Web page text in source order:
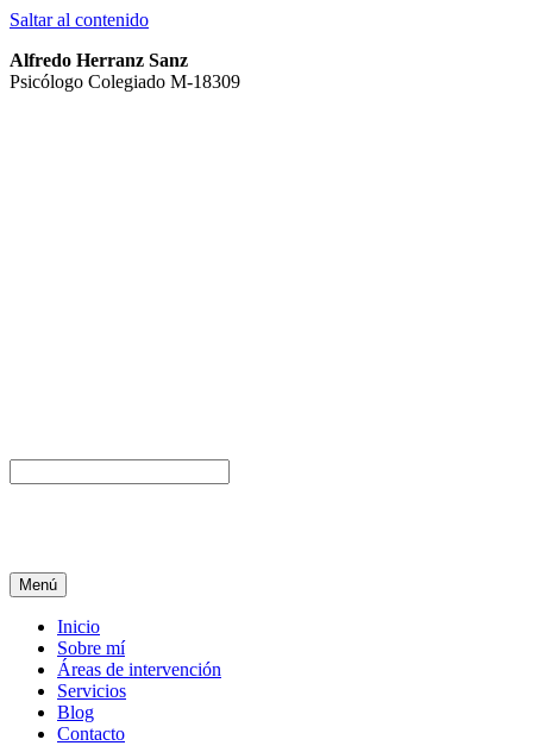
Saltar al contenido
Alfredo Herranz Sanz
Psicólogo Colegiado M-18309
Menú
Inicio
Sobre mí
Áreas de intervención
Servicios
Blog
Contacto